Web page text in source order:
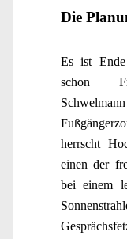
Die
Es ist
schon
herrscht
einen der
bei einem